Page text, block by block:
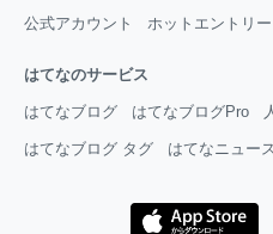
公式アカウント ホットエントリー
はてなのサービス
はてなブログ はてなブログPro
はてなブログ タグ はてなニュー